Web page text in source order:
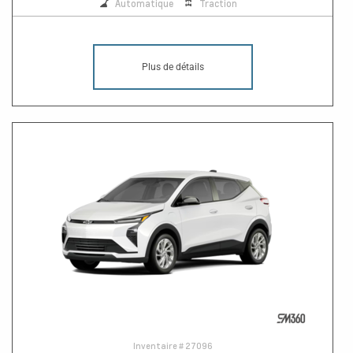
Automatique Traction
Plus de détails
Inventaire # 27096